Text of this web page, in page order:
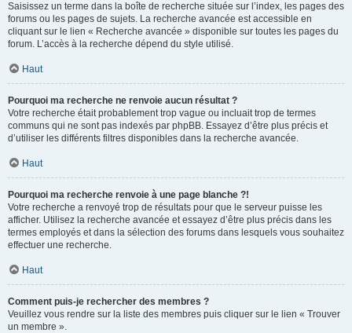
Saisissez un terme dans la boîte de recherche située sur l’index, les pages des
forums ou les pages de sujets. La recherche avancée est accessible en
cliquant sur le lien « Recherche avancée » disponible sur toutes les pages du
forum. L’accès à la recherche dépend du style utilisé.
Haut
Pourquoi ma recherche ne renvoie aucun résultat ?
Votre recherche était probablement trop vague ou incluait trop de termes
communs qui ne sont pas indexés par phpBB. Essayez d’être plus précis et
d’utiliser les différents filtres disponibles dans la recherche avancée.
Haut
Pourquoi ma recherche renvoie à une page blanche ?!
Votre recherche a renvoyé trop de résultats pour que le serveur puisse les
afficher. Utilisez la recherche avancée et essayez d’être plus précis dans les
termes employés et dans la sélection des forums dans lesquels vous souhaitez
effectuer une recherche.
Haut
Comment puis-je rechercher des membres ?
Veuillez vous rendre sur la liste des membres puis cliquer sur le lien « Trouver
un membre ».